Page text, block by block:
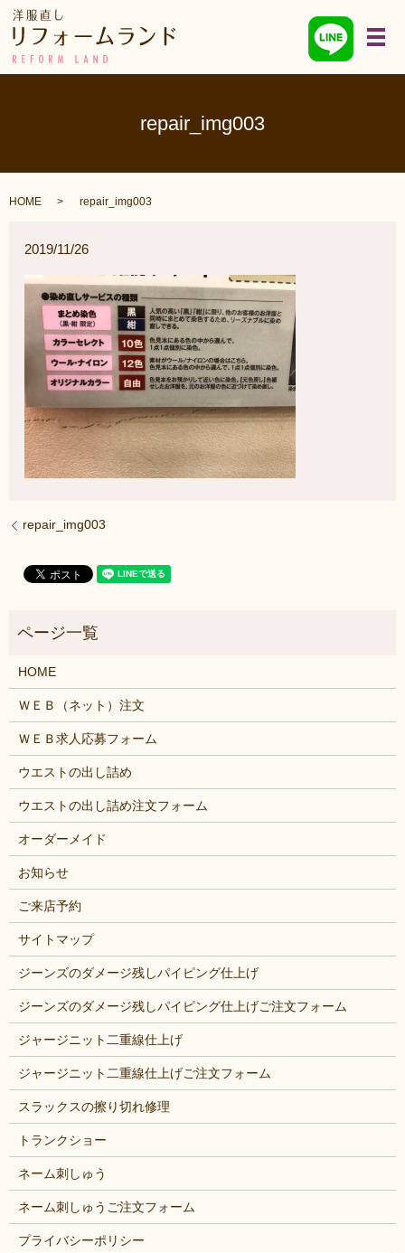
メ
repair_img003
HOME repair_img003
2019/11/26
repair_img003
HOME
ＷＥＢ（ネット）注文
ＷＥＢ求人応募フォーム
ウエストの出し詰め
ウエストの出し詰め注文フォーム
オーダーメイド
お知らせ
ご来店予約
サイトマップ
ジーンズのダメージ残しパイピング仕上げ
ジーンズのダメージ残しパイピング仕上げご注文フォーム
ジャージニット二重線仕上げ
ジャージニット二重線仕上げご注文フォーム
スラックスの擦り切れ修理
トランクショー
ネーム刺しゅう
ネーム刺しゅうご注文フォーム
プライバシーポリシー